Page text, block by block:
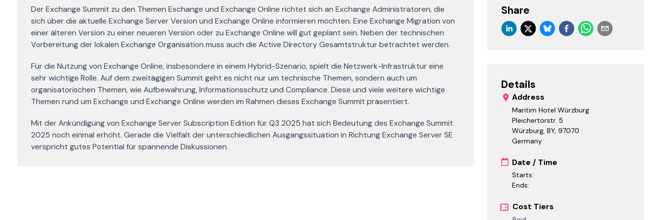
Der Exchange Summit zu den Themen Exchange und Exchange Online richtet sich an Exchange Administratoren, die
sich über die aktuelle Exchange Server Version und Exchange Online informieren möchten. Eine Exchange Migration von
einer älteren Version zu einer neueren Version oder zu Exchange Online will gut geplant sein. Neben der technischen
Vorbereitung der lokalen Exchange Organisation muss auch die Active Directory Gesamtstruktur betrachtet werden.
Für die Nutzung von Exchange Online, insbesondere in einem Hybrid-Szenario, spielt die Netzwerk-Infrastruktur eine
sehr wichtige Rolle. Auf dem zweitägigen Summit geht es nicht nur um technische Themen, sondern auch um
organisatorischen Themen, wie Aufbewahrung, Informationsschutz und Compliance. Diese und viele weitere wichtige
Themen rund um Exchange und Exchange Online werden im Rahmen dieses Exchange Summit präsentiert.
Mit der Ankündigung von Exchange Server Subscription Edition für Q3 2025 hat sich Bedeutung des Exchange Summit
2025 noch einmal erhöht. Gerade die Vielfalt der unterschiedlichen Ausgangssituation in Richtung Exchange Server SE
verspricht gutes Potential für spannende Diskussionen.
Share
Details
Address
Maritim Hotel Würzburg
Pleichertorstr. 5
Würzburg, BY,97070
Germany
Date / Time
Starts:
Ends:
Cost Tiers